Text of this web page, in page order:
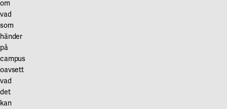
om
vad
som
händer
på
campus
oavsett
vad
det
kan